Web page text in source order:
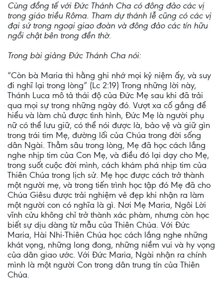
Cùng đồng tế với Đức Thánh Cha có đông đảo các vị
trong giáo triều Rôma. Tham dự thánh lễ cũng có các vị
đại sứ trong ngoại giao đoàn và đông đảo các tín hữu
ngồi chật bên trong đền thờ.
Trong bài giảng Đức Thánh Cha nói:
“Còn bà Maria thì hằng ghi nhớ mọi kỷ niệm ấy, và suy
đi nghĩ lại trong lòng” (Lc 2:19) Trong những lời này,
Thánh Luca mô tả thái độ của Đức Mẹ sau khi đã trải
qua mọi sự trong những ngày đó. Vượt xa cố gắng để
hiểu và làm chủ được tình hình, Đức Mẹ là người phụ
nữ có thể lưu giữ, có thể nói được là, bảo vệ và giữ gìn
trong trái tim Mẹ, đường lối của Chúa trong đời sống
dân Ngài. Thẳm sâu trong lòng, Mẹ đã học cách lắng
nghe nhịp tim của Con Mẹ, và điều đó lại dạy cho Mẹ,
trong suốt cuộc đời mình, cách khám phá nhịp tim của
Thiên Chúa trong lịch sử. Mẹ học được cách trở thành
một người mẹ, và trong tiến trình học tập đó Mẹ đã cho
Chúa Giêsu được trải nghiệm vẻ đẹp khi nhận ra làm
một người con có nghĩa là gì. Nơi Mẹ Maria, Ngôi Lời
vĩnh cửu không chỉ trở thành xác phàm, nhưng còn học
biết sự dịu dàng từ mẫu của Thiên Chúa. Với Đức
Maria, Hài Nhi-Thiên Chúa học cách lắng nghe những
khát vọng, những long đong, những niềm vui và hy vọng
của dân giao ước. Với Đức Maria, Ngài nhận ra chính
mình là một người Con trong dân trung tín của Thiên
Chúa.